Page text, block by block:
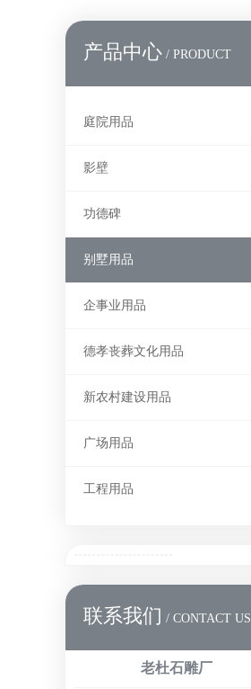
产品中心 / PRODUCT
庭院用品
影壁
功德碑
别墅用品
企事业用品
德孝丧葬文化用品
新农村建设用品
广场用品
工程用品
联系我们 / CONTACT US
老杜石雕厂